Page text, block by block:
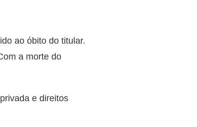
ao óbito do titular.
a morte do
e direitos